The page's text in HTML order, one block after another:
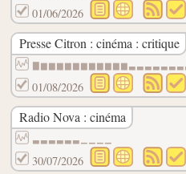
01/06/2026
Presse Citron : cinéma : critique
01/08/2026
Radio Nova : cinéma
▃▃▃▃▃▃▁▁▁▁
30/07/2026